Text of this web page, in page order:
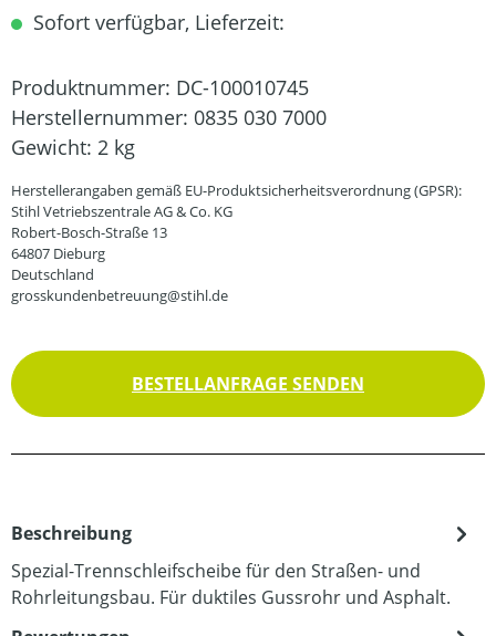
Sofort verfügbar, Lieferzeit:
Produktnummer: DC-100010745
Herstellernummer: 0835 030 7000
Gewicht: 2 kg
Herstellerangaben gemäß EU-Produktsicherheitsverordnung (GPSR):
Stihl Vetriebszentrale AG & Co. KG
Robert-Bosch-Straße 13
64807 Dieburg
Deutschland
grosskundenbetreuung@stihl.de
BESTELLANFRAGE SENDEN
Beschreibung
Spezial-Trennschleifscheibe für den Straßen- und
Rohrleitungsbau. Für duktiles Gussrohr und Asphalt.